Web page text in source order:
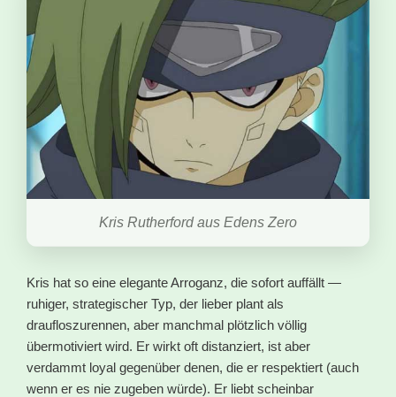
Kris Rutherford aus Edens Zero
Kris hat so eine elegante Arroganz, die sofort auffällt —
ruhiger, strategischer Typ, der lieber plant als
draufloszurennen, aber manchmal plötzlich völlig
übermotiviert wird. Er wirkt oft distanziert, ist aber
verdammt loyal gegenüber denen, die er respektiert (auch
wenn er es nie zugeben würde). Er liebt scheinbar